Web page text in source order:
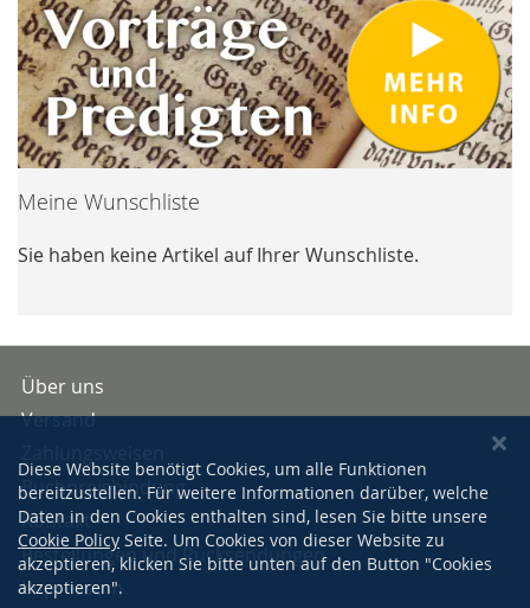
Meine Wunschliste
Sie haben keine Artikel auf Ihrer Wunschliste.
Über uns
Versand
Buchpreisbindung
Kontakt
Bestellungen und Rücksendungen
Impressum
Diese Website benötigt Cookies, um alle Funktionen
bereitzustellen. Für weitere Informationen darüber, welche
Daten in den Cookies enthalten sind, lesen Sie bitte unsere
Cookie Policy Seite. Um Cookies von dieser Website zu
akzeptieren, klicken Sie bitte unten auf den Button "Cookies
akzeptieren".